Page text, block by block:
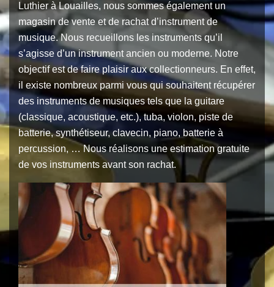
Luthier à Louailles, nous sommes également un
magasin de vente et de rachat d’instrument de
musique. Nous recueillons les instruments qu’il
s’agisse d’un instrument ancien ou moderne. Notre
objectif est de faire plaisir aux collectionneurs. En effet,
il existe nombreux parmi vous qui souhaitent récupérer
des instruments de musiques tels que la guitare
(classique, acoustique, etc.), tuba, violon, piste de
batterie, synthétiseur, clavecin, piano, batterie à
percussion, … Nous réalisons une estimation gratuite
de vos instruments avant son rachat.